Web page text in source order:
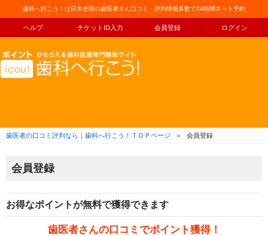
歯科へ行こう！は日本全国の歯医者さん口コミ・評判情報多数で24時間ネット予約
ヘルプ チケットID入力 会員登録 ログイン
コンテンツへ移動
歯医者の口コミ評判なら｜歯科へ行こう！ＴＯＰページ ＞ 会員登録
会員登録
お得なポイントが無料で獲得できます
歯医者さんの口コミでポイント獲得！